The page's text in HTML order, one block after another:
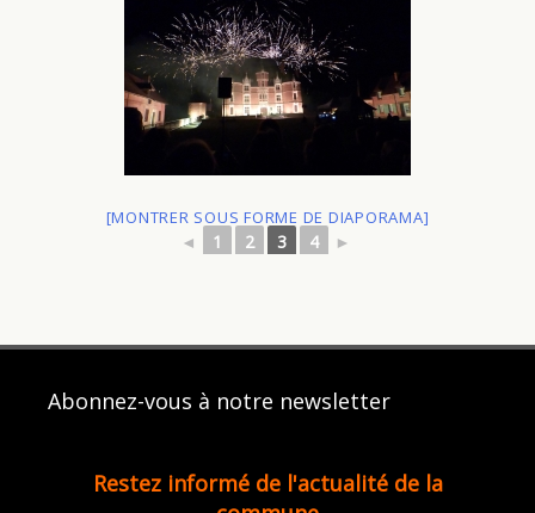
[MONTRER SOUS FORME DE DIAPORAMA]
◄ 1 2 3 4 ►
Abonnez-vous à notre newsletter
Restez informé de l'actualité de la